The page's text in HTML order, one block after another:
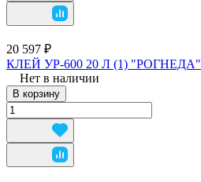
20 597 ₽
КЛЕЙ УР-600 20 Л (1) "РОГНЕДА"
Нет в наличии
В корзину